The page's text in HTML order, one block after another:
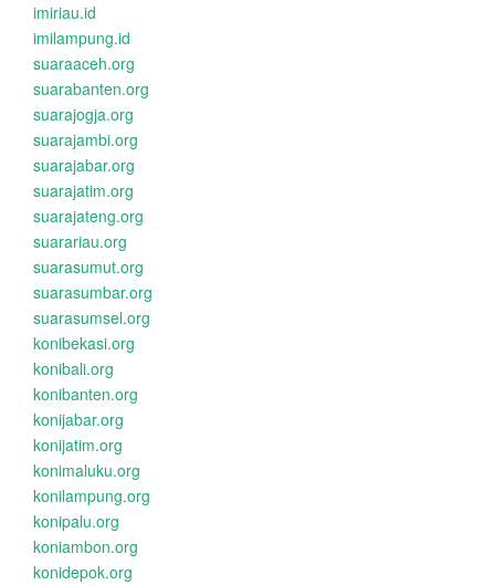
imiriau.id
imilampung.id
suaraaceh.org
suarabanten.org
suarajogja.org
suarajambi.org
suarajabar.org
suarajatim.org
suarajateng.org
suarariau.org
suarasumut.org
suarasumbar.org
suarasumsel.org
konibekasi.org
konibali.org
konibanten.org
konijabar.org
konijatim.org
konimaluku.org
konilampung.org
konipalu.org
koniambon.org
konidepok.org